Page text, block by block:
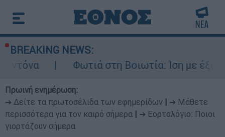
BREAKING NEWS:
Φωτιά στη Βοιωτία: Ίση με έξι ατομικές
Πρωινή ενημέρωση:
➔ Δείτε τα πρωτοσέλιδα των εφημερίδων
➔ Μάθετε
περισσότερα για τον καιρό σήμερα
➔ Εορτολόγιο: Ποιοι
γιορτάζουν σήμερα